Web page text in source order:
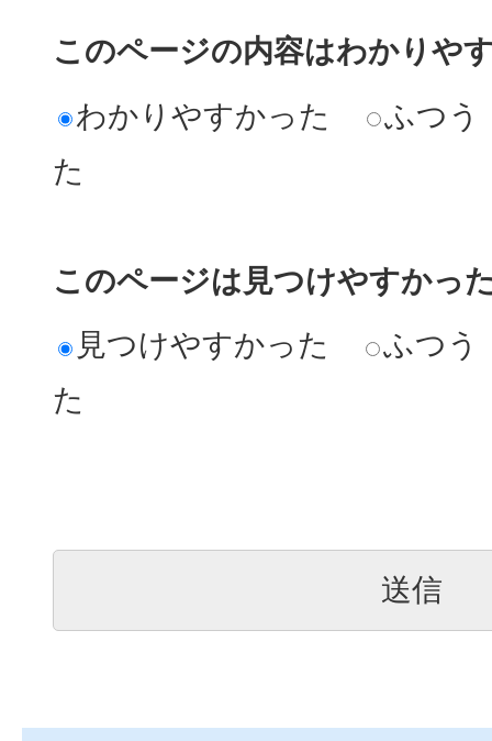
このページの内容はわかりや
わかりやすかった
ふつう
た
このページは見つけやすかっ
見つけやすかった
ふつう
た